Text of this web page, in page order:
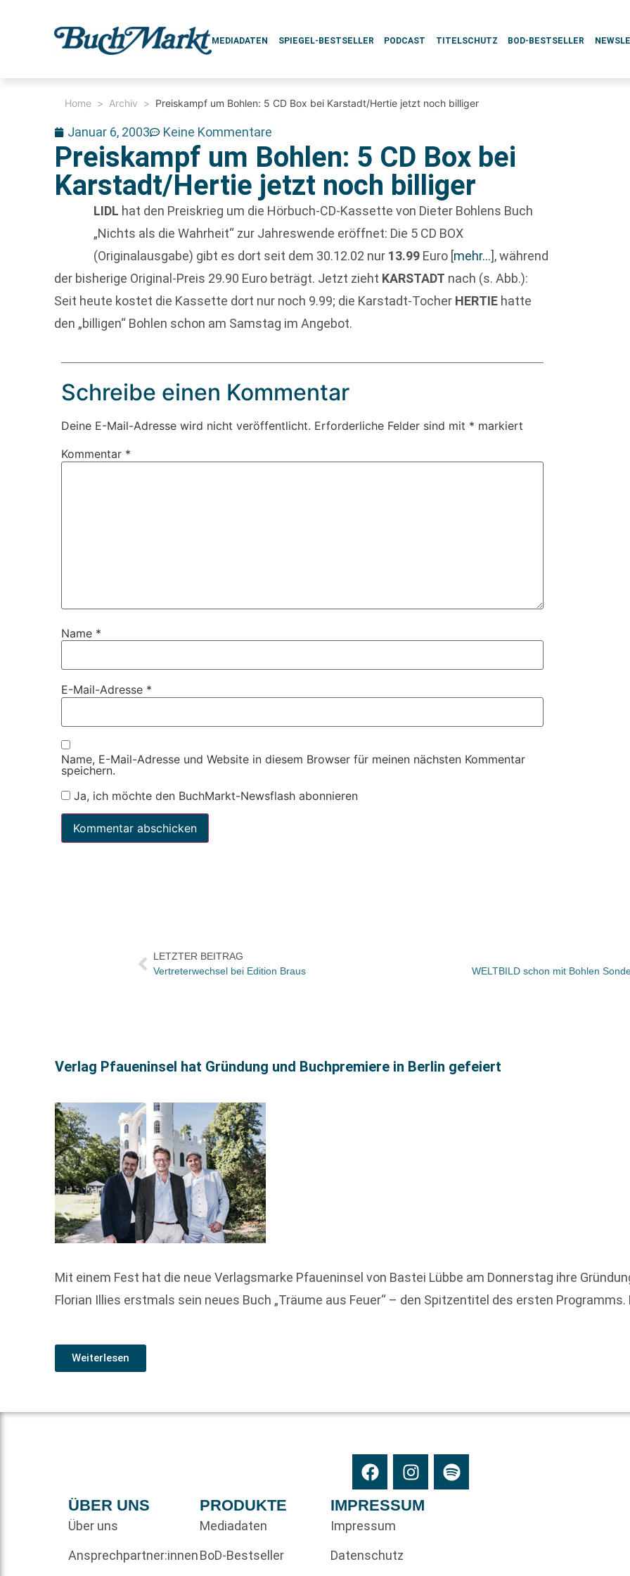
MEDIADATEN SPIEGEL-BESTSELLER PODCAST TITELSCHUTZ BOD-BESTSELLER
Home > Archiv > Preiskampf um Bohlen: 5 CD Box bei Karstadt/Hertie jetzt noch billiger
Januar 6, 2003 Keine Kommentare
Preiskampf um Bohlen: 5 CD Box bei
Karstadt/Hertie jetzt noch billiger
LIDL hat den Preiskrieg um die Hörbuch-CD-Kassette von Dieter Bohlens Buch
„Nichts als die Wahrheit“ zur Jahreswende eröffnet: Die 5 CD BOX
(Originalausgabe) gibt es dort seit dem 30.12.02 nur 13.99 Euro [mehr…], während
der bisherige Original-Preis 29.90 Euro beträgt. Jetzt zieht KARSTADT nach (s. Abb.):
Seit heute kostet die Kassette dort nur noch 9.99; die Karstadt-Tocher HERTIE hatte
den „billigen“ Bohlen schon am Samstag im Angebot.
Schreibe einen Kommentar
Deine E-Mail-Adresse wird nicht veröffentlicht. Erforderliche Felder sind mit * markiert
Kommentar *
Name *
E-Mail-Adresse *
Name, E-Mail-Adresse und Website in diesem Browser für meinen nächsten Kommentar
speichern.
Ja, ich möchte den BuchMarkt-Newsflash abonnieren
LETZTER BEITRAG
Vertreterwechsel bei Edition Braus
Verlag Pfaueninsel hat Gründung und Buchpremiere in Berlin gefeiert
Mit einem Fest hat die neue Verlagsmarke Pfaueninsel von Bastei Lübbe am Donnerstag ihre
Florian Illies erstmals sein neues Buch „Träume aus Feuer“ – den Spitzentitel des ersten
Weiterlesen
ÜBER UNS
Über uns
Ansprechpartner:innen
PRODUKTE
Mediadaten
BoD-Bestseller
IMPRESSUM
Impressum
Datenschutz